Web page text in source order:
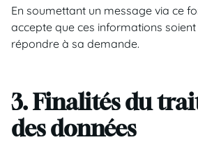
En soumettant un message via ce
accepte que ces informations
répondre à sa demande.
3. Finalités du
des données